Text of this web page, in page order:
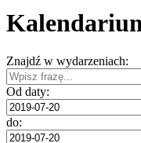
Znajdź w wydarzeniach:
Od daty:
do: